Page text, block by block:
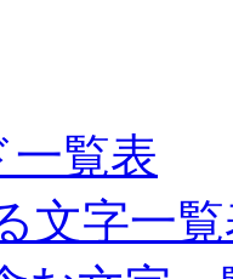
一覧表
文字一